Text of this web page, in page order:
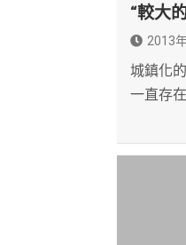
“較大
2013
城鎮化
一直存